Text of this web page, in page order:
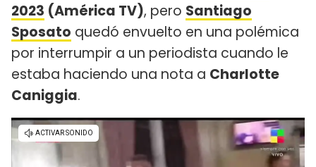
2023 (América TV), pero Santiago
Sposato quedó envuelto en una polémica
por interrumpir a un periodista cuando le
estaba haciendo una nota a Charlotte
Caniggia.